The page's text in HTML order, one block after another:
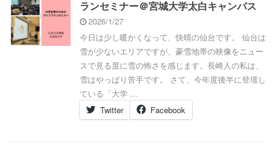
ランセミナー＠宮城大学太白キャンパス
2026/1/27
今日は少し暖かくなって、快晴の仙台です。 仙台は
雪が少ないエリアですが、豪雪地帯の映像をニュー
スで見る度に雪の怖さを感じます。長崎人の私は、
雪はやっぱり苦手です。 さて、今年度後半に登壇し
ている「大学 ...
Twitter
Facebook